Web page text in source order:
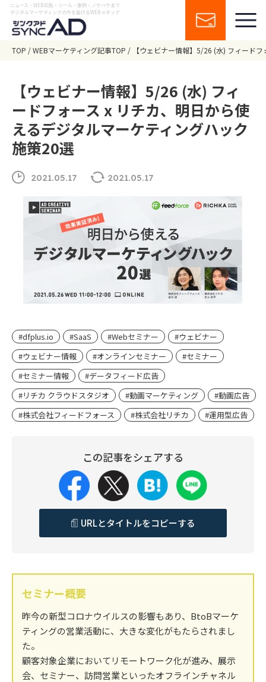
ニュース・WEB広告・ツール・事例・ノウハウまで
デジタルマーケティングの今を届けるWEBメディア
TOP WEBマーケティング記事TOP 【ウェビナー情報】5/26 (水) フィード
【ウェビナー情報】5/26 (水) フィ
ードフォース x リチカ、明日から使
えるデジタルマーケティングハック
施策20選
2021.05.17 2021.05.17
#dfplus.io #SaaS #Webセミナー
#ウェビナー
#ウェビナー情報
#オンラインセミナー
#セミナー
#セミナー情報
#データフィード広告
#リチカ クラウドスタジオ
#動画マーケティング
#動画広告
#株式会社フィードフォース
#株式会社リチカ #運用型広告
この記事をシェアする
URLとタイトルをコピーする
セミナー概要
昨今の新型コロナウイルスの影響もあり、BtoBマーケ
ティングの営業活動に、大きな変化がもたらされまし
た。
顧客対象企業においてリモートワーク化が進み、展示
会、セミナー、訪問営業といったオフラインチャネル